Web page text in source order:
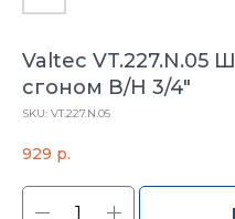
Valtec VT.227.N.05
сгоном В/Н 3/4"
SKU: VT.227.N.05
929 р.